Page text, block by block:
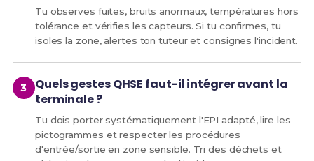
Tu observes fuites, bruits anormaux, températures hors
tolérance et vérifies les capteurs. Si tu confirmes, tu
isoles la zone, alertes ton tuteur et consignes l'incident.
Quels gestes QHSE faut-il intégrer avant la
terminale ?
Tu dois porter systématiquement l'EPI adapté, lire les
pictogrammes et respecter les procédures
d'entrée/sortie en zone sensible. Tri des déchets et